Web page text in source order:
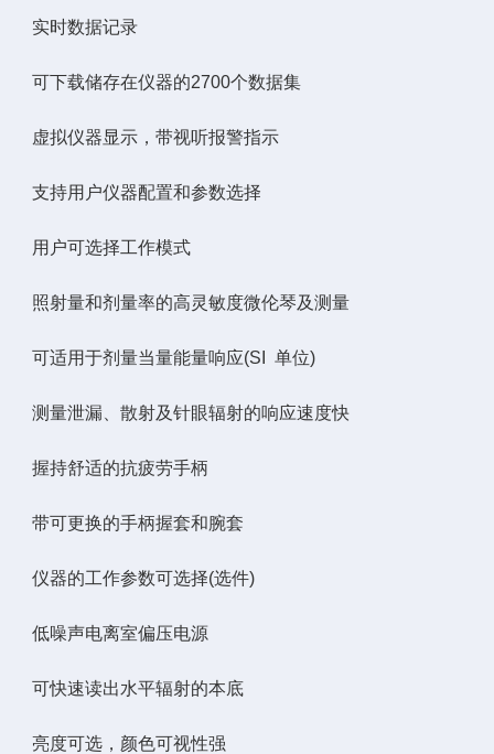
实时数据记录
可下载储存在仪器的2700个数据集
虚拟仪器显示，带视听报警指示
支持用户仪器配置和参数选择
用户可选择工作模式
照射量和剂量率的高灵敏度微伦琴及测量
可适用于剂量当量能量响应(SI 单位)
测量泄漏、散射及针眼辐射的响应速度快
握持舒适的抗疲劳手柄
带可更换的手柄握套和腕套
仪器的工作参数可选择(选件)
低噪声电离室偏压电源
可快速读出水平辐射的本底
亮度可选，颜色可视性强